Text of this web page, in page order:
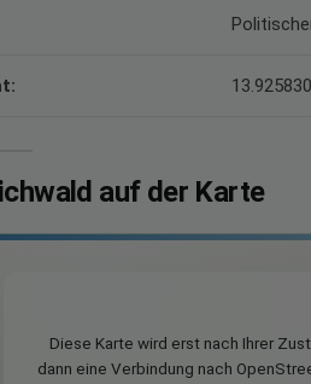
auf der Karte
Diese Karte wird erst nach Ihrer
dann eine Verbindung nach